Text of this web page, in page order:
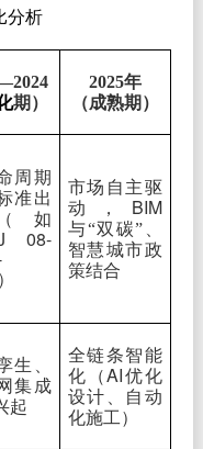
分析
2024
期）
2025年
（成熟期）
周期
准出
如
08-
）
市场自主驱
动， BIM
与“双碳”、
智慧城市政
策结合
生、
集成
起
全链条智能
化（AI优化
设计、自动
化施工）